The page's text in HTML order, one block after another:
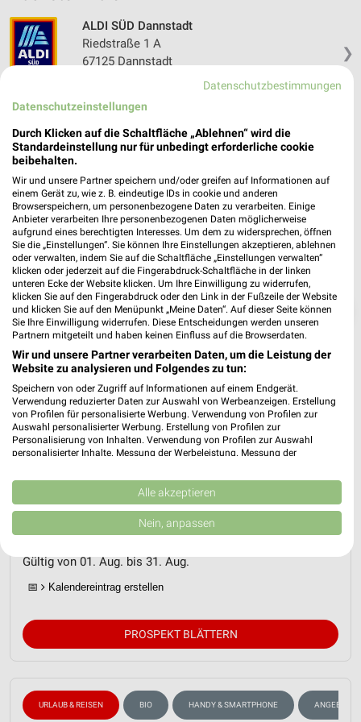
❯
ALDI SÜD Dannstadt
Riedstraße 1 A
67125 Dannstadt
Heute 08:00 - 20:00 Uhr | Geschlossen
494,29 km • Angebote: 7 Prospekte
❯
ALDI SÜD Prospekt für Dannstadt-
Schauernheim ab Sa. den 01.08.
Gültig von 01. Aug. bis 31. Aug.
📅 Kalendereintrag erstellen
PROSPEKT BLÄTTERN
URLAUB & REISEN BIO HANDY & SMARTPHONE ANGEBOTE
Datenschutzbestimmungen
Datenschutzeinstellungen
Durch Klicken auf die Schaltfläche „Ablehnen“ wird die
Standardeinstellung nur für unbedingt erforderliche cookie
beibehalten.
Wir und unsere Partner speichern und/oder greifen auf Informationen auf
einem Gerät zu, wie z. B. eindeutige IDs in cookie und anderen
Browserspeichern, um personenbezogene Daten zu verarbeiten. Einige
Anbieter verarbeiten Ihre personenbezogenen Daten möglicherweise
aufgrund eines berechtigten Interesses. Um dem zu widersprechen, öffnen
Sie die „Einstellungen“. Sie können Ihre Einstellungen akzeptieren, ablehnen
oder verwalten, indem Sie auf die Schaltfläche „Einstellungen verwalten“
klicken oder jederzeit auf die Fingerabdruck-Schaltfläche in der linken
unteren Ecke der Website klicken. Um Ihre Einwilligung zu widerrufen,
klicken Sie auf den Fingerabdruck oder den Link in der Fußzeile der Website
und klicken Sie auf den Menüpunkt „Meine Daten“. Auf dieser Seite können
Sie Ihre Einwilligung widerrufen. Diese Entscheidungen werden unseren
Partnern mitgeteilt und haben keinen Einfluss auf die Browserdaten.
Wir und unsere Partner verarbeiten Daten, um die Leistung der
Website zu analysieren und Folgendes zu tun:
Speichern von oder Zugriff auf Informationen auf einem Endgerät.
Verwendung reduzierter Daten zur Auswahl von Werbeanzeigen. Erstellung
von Profilen für personalisierte Werbung. Verwendung von Profilen zur
Auswahl personalisierter Werbung. Erstellung von Profilen zur
Personalisierung von Inhalten. Verwendung von Profilen zur Auswahl
personalisierter Inhalte. Messung der Werbeleistung. Messung der
Kombinationen von Daten aus verschiedenen Quellen. Entwicklung und
Verbesserung der Angebote. Verwendung reduzierter Daten zur Auswahl
von Inhalten.
Daten können außerhalb der Europäischen Union weitergegeben und in die
USA gesendet werden.
Website/App.
Partnerliste anzeigen (1 IAB-Anbieter)
IAB-Verarbeitungszwecke:
Speichern von oder Zugriff auf Informationen
Verwendung reduzierter Daten zur Auswahl von
Werbeanzeigen
Alle akzeptieren
Nein, anpassen